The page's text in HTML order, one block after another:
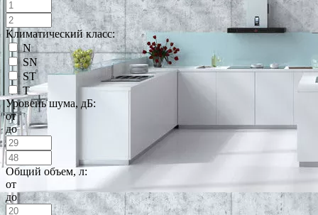
Климатический класс:
N
SN
ST
T
Уровень шума, дБ:
от
до
Общий объем, л:
от
до